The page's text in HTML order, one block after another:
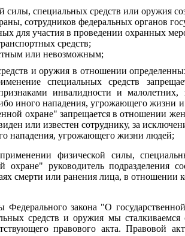
специальных средств или оружия
сотрудников федеральных органов
для участия в проведении охранных
средств;
или невозможным;
и оружия в отношении
специальных средств
инвалидности и малолетних,
иного нападения, угрожающего жизни
охране" запрещается в отношении
или известен сотруднику, за
нападения, угрожающего жизни людей;
физической силы,
руководитель подразделения
смерти или ранения лица, в
Федерального закона "О
средств и оружия мы
правового акта. Правовой